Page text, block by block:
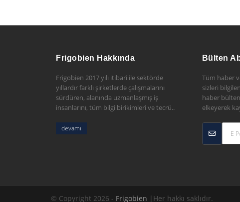
Frigobien Hakkında
Frigobien 2017 yılı itibari ile sektörde
yıllardır farklı şirketlerde çalışmalarını
sürdüren, alanında uzmanlaşmış iş
insanlarını, tüm bilgi birikimleri ve tecrü..
devamı
Bülten
Tüm haber
sizleri
haber
elkeyerek
© Copyright 2026 - Frigobien |Her hakkı saklıdır.